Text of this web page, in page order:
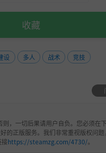
收藏
设 多人 战术
竞技
，一切后果请用户自负。您必须在
的正版服务。我们非常重视版权问
https://steamzg.com/4730/。